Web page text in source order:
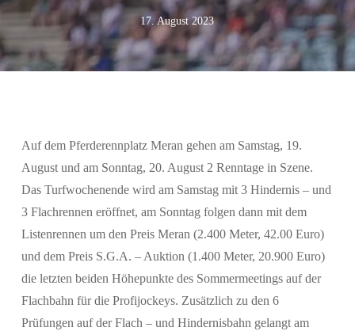
17. August 2023
Auf dem Pferderennplatz Meran gehen am Samstag, 19.
August und am Sonntag, 20. August 2 Renntage in Szene.
Das Turfwochenende wird am Samstag mit 3 Hindernis – und
3 Flachrennen eröffnet, am Sonntag folgen dann mit dem
Listenrennen um den Preis Meran (2.400 Meter, 42.00 Euro)
und dem Preis S.G.A. – Auktion (1.400 Meter, 20.900 Euro)
die letzten beiden Höhepunkte des Sommermeetings auf der
Flachbahn für die Profijockeys. Zusätzlich zu den 6
Prüfungen auf der Flach – und Hindernisbahn gelangt am